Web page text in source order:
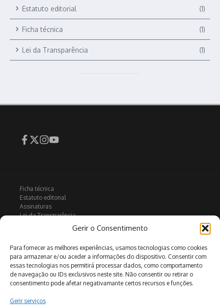
Gerir o Consentimento
Para fornecer as melhores experiências, usamos tecnologias como cookies
para armazenar e/ou aceder a informações do dispositivo. Consentir com
essas tecnologias nos permitirá processar dados, como comportamento
de navegação ou IDs exclusivos neste site. Não consentir ou retirar o
consentimento pode afetar negativamante certos recursos e funções.
Gerir serviços
Estatuto editorial (1)
Ficha técnica (1)
Lei da Transparência (1)
Ficha técnica
Estatuto editorial
Assinaturas
Lei da Transparência
Política de privacidade
Arquivo